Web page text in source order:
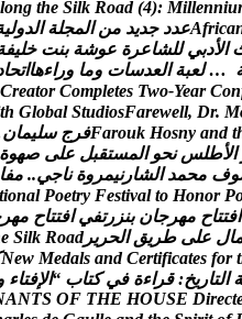
long the Silk Road (4): Millenniu
Africa عدد جديد من المجلة الدولي
الدبي للشاعرة عوشة بنت خليف
… لعبة العدسات وما وراءهااتحا
Creator Completes Two-Year Con
th Global StudiosFarewell, Dr. M
Farouk Hosny and t فرج سليمان
الطلس نحو المستقبل على صهوة
وف محمد الشارنيمر وة ناجي.
. مفا
tional Poetry Festival to Honor P
افتتاح مهرجان بنزرتفي افتتاح مهر
ال على طريق الحرير e Silk Road
New Medals and Certificates for t
ة التاريخ: قراءة في كتاب “الفتاء
ANTS OF THE HOUSE Direct